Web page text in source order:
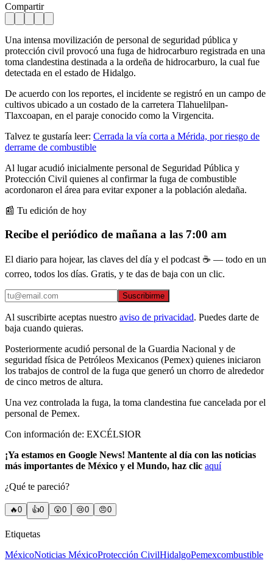
Compartir
Una intensa movilización de personal de seguridad pública y
protección civil provocó una fuga de hidrocarburo registrada en una
toma clandestina destinada a la ordeña de hidrocarburo, la cual fue
detectada en el estado de Hidalgo.
De acuerdo con los reportes, el incidente se registró en un campo de
cultivos ubicado a un costado de la carretera Tlahuelilpan-
Tlaxcoapan, en el paraje conocido como la Virgencita.
Talvez te gustaría leer: Cerrada la vía corta a Mérida, por riesgo de
derrame de combustible
Al lugar acudió inicialmente personal de Seguridad Pública y
Protección Civil quienes al confirmar la fuga de combustible
acordonaron el área para evitar exponer a la población aledaña.
📰 Tu edición de hoy
Recibe el periódico de mañana a las 7:00 am
El diario para hojear, las claves del día y el podcast ☕ — todo en un
correo, todos los días. Gratis, y te das de baja con un clic.
Suscribirme
Al suscribirte aceptas nuestro aviso de privacidad. Puedes darte de
baja cuando quieras.
Posteriormente acudió personal de la Guardia Nacional y de
seguridad física de Petróleos Mexicanos (Pemex) quienes iniciaron
los trabajos de control de la fuga que generó un chorro de alrededor
de cinco metros de altura.
Una vez controlada la fuga, la toma clandestina fue cancelada por el
personal de Pemex.
Con información de: EXCÉLSIOR
¡Ya estamos en Google News! Mantente al día con las noticias
más importantes de México y el Mundo, haz clic aquí
¿Qué te pareció?
🔥0 👍0 😲0 😢0 😠0
Etiquetas
MéxicoNoticias MéxicoProtección CivilHidalgoPemexcombustible